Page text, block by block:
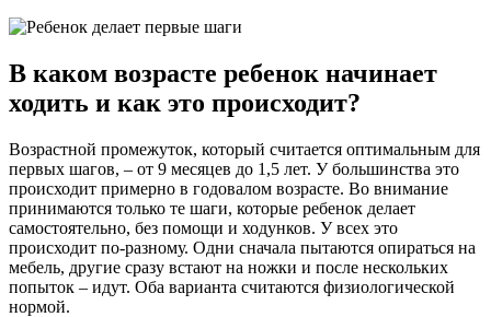
В каком возрасте ребенок начинает
ходить и как это происходит?
Возрастной промежуток, который считается оптимальным для
первых шагов, – от 9 месяцев до 1,5 лет. У большинства это
происходит примерно в годовалом возрасте. Во внимание
принимаются только те шаги, которые ребенок делает
самостоятельно, без помощи и ходунков. У всех это
происходит по-разному. Одни сначала пытаются опираться на
мебель, другие сразу встают на ножки и после нескольких
попыток – идут. Оба варианта считаются физиологической
нормой.